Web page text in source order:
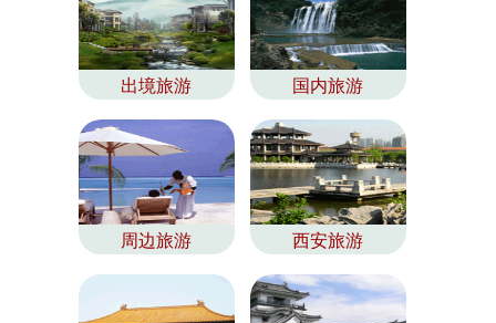
出境旅游 国内旅游
周边旅游 西安旅游